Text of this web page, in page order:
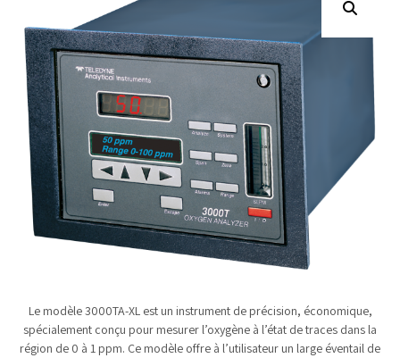
Le modèle 3000TA-XL est un instrument de précision, économique,
spécialement conçu pour mesurer l’oxygène à l’état de traces dans la
région de 0 à 1 ppm. Ce modèle offre à l’utilisateur un large éventail de